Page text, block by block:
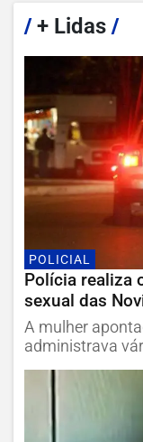
/+ Lidas /
POLICIAL
Polícia realiza
sexual das
A mulher
administrava